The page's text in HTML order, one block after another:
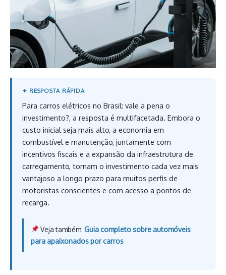
Para carros elétricos no Brasil: vale a pena o
investimento?, a resposta é multifacetada. Embora o
custo inicial seja mais alto, a economia em
combustível e manutenção, juntamente com
incentivos fiscais e a expansão da infraestrutura de
carregamento, tornam o investimento cada vez mais
vantajoso a longo prazo para muitos perfis de
motoristas conscientes e com acesso a pontos de
recarga.
Veja também: Guia completo sobre automóveis
para apaixonados por carros